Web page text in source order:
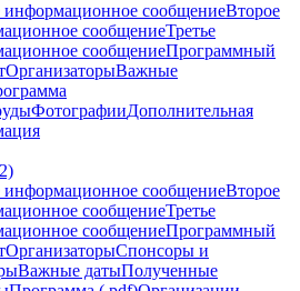
информационное сообщениеВторое
сообщениеТретье
сообщениеПрограммный
ОрганизаторыВажные
ФотографииДополнительная
информационное сообщениеВторое
сообщениеТретье
сообщениеПрограммный
ОрганизаторыСпонсоры и
Важные датыПолученные